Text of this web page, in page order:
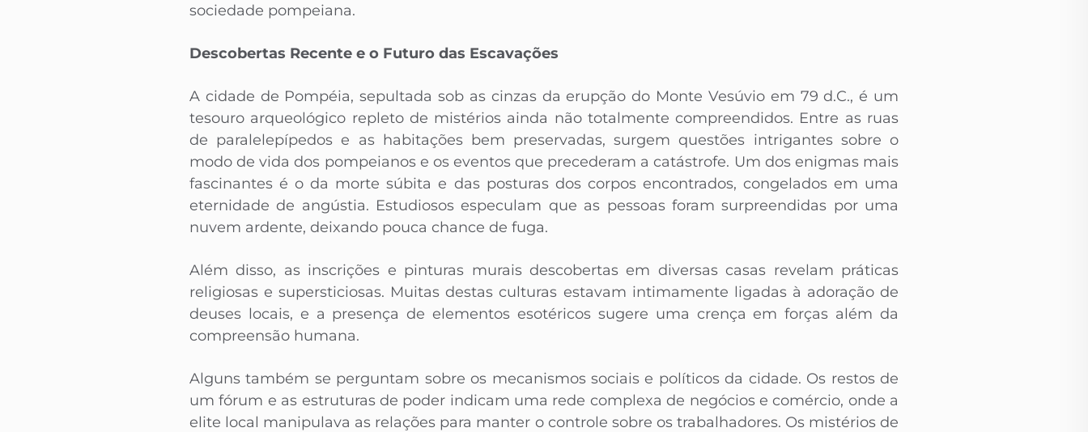
sociedade pompeiana.
Descobertas Recente e o Futuro das Escavações
A cidade de Pompéia, sepultada sob as cinzas da erupção do Monte Vesúvio em 79 d.C., é um
tesouro arqueológico repleto de mistérios ainda não totalmente compreendidos. Entre as ruas
de paralelepípedos e as habitações bem preservadas, surgem questões intrigantes sobre o
modo de vida dos pompeianos e os eventos que precederam a catástrofe. Um dos enigmas mais
fascinantes é o da morte súbita e das posturas dos corpos encontrados, congelados em uma
eternidade de angústia. Estudiosos especulam que as pessoas foram surpreendidas por uma
nuvem ardente, deixando pouca chance de fuga.
Além disso, as inscrições e pinturas murais descobertas em diversas casas revelam práticas
religiosas e supersticiosas. Muitas destas culturas estavam intimamente ligadas à adoração de
deuses locais, e a presença de elementos esotéricos sugere uma crença em forças além da
compreensão humana.
Alguns também se perguntam sobre os mecanismos sociais e políticos da cidade. Os restos de
um fórum e as estruturas de poder indicam uma rede complexa de negócios e comércio, onde a
elite local manipulava as relações para manter o controle sobre os trabalhadores. Os mistérios de